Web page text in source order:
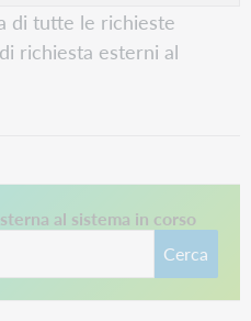
di tutte le richieste
richiesta esterni al
al sistema in corso
Cerca
una nuova scheda.